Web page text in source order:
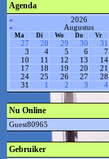
Agenda
« 2026
«
Augustus
Ma Di Wo Do Vr
27 28 29 30 31
3
4 5 6 7
10
11 12 13 14
17
18 19 20 21
24
25 26 27 28
31
1 2 3 4
Nu Online
Guest80965
Gebruiker